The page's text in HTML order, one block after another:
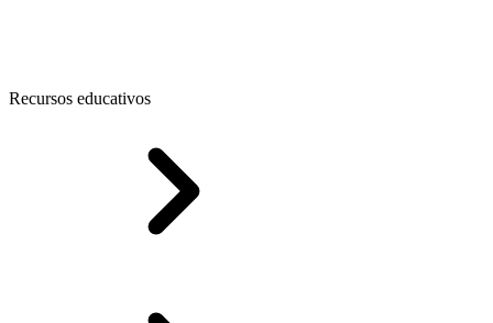
Recursos educativos